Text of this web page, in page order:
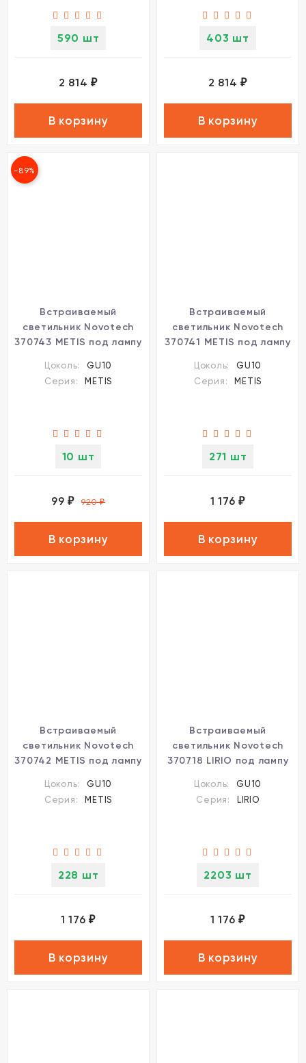
590 шт
2 814₽
В корзину
403 шт
2 814₽
В корзину
-89%
Встраиваемый
светильник Novotech
370743 METIS под лампу
Цоколь:
GU10
Серия:
METIS
10 шт
99₽ 920₽
В корзину
Встраиваемый
светильник Novotech
370741 METIS под лампу
Цоколь:
GU10
Серия:
METIS
271 шт
1 176₽
В корзину
Встраиваемый
светильник Novotech
370742 METIS под лампу
Цоколь:
GU10
Серия:
METIS
228 шт
1 176₽
В корзину
Встраиваемый
светильник Novotech
370718 LIRIO под лампу
Цоколь:
GU10
Серия:
LIRIO
2203 шт
1 176₽
В корзину